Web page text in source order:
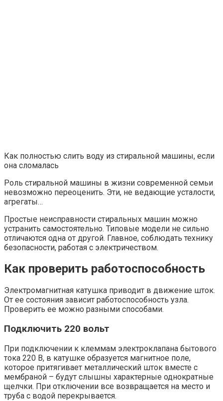
Как полностью слить воду из стиральной машины, если
она сломалась
Роль стиральной машины в жизни современной семьи
невозможно переоценить. Эти, не ведающие усталости,
агрегаты…
Простые неисправности стиральных машин можно
устранить самостоятельно. Типовые модели не сильно
отличаются одна от другой. Главное, соблюдать технику
безопасности, работая с электричеством.
Как проверить работоспособность
Электромагнитная катушка приводит в движение шток.
От ее состояния зависит работоспособность узла.
Проверить ее можно разными способами.
Подключить 220 вольт
При подключении к клеммам электроклапана бытового
тока 220 В, в катушке образуется магнитное поле,
которое притягивает металлический шток вместе с
мембраной – будут слышны характерные однократные
щелчки. При отключении все возвращается на место и
труба с водой перекрывается.